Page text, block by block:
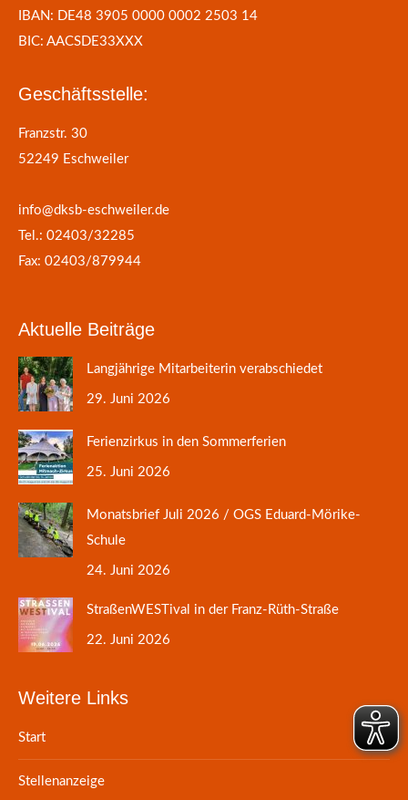
IBAN: DE48 3905 0000 0002 2503 14
BIC: AACSDE33XXX
Geschäftsstelle:
Franzstr. 30
52249 Eschweiler
info@dksb-eschweiler.de
Tel.: 02403/32285
Fax: 02403/879944
Aktuelle Beiträge
Langjährige Mitarbeiterin verabschiedet
29. Juni 2026
Ferienzirkus in den Sommerferien
25. Juni 2026
Monatsbrief Juli 2026 / OGS Eduard-Mörike-
Schule
24. Juni 2026
StraßenWESTival in der Franz-Rüth-Straße
22. Juni 2026
Weitere Links
Start
Stellenanzeige